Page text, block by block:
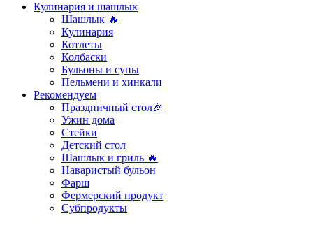
Кулинария и шашлык
Шашлык 🔥
Кулинария
Котлеты
Колбаски
Бульоны и супы
Пельмени и хинкали
Рекомендуем
Праздничный стол🎉
Ужин дома
Стейки
Детский стол
Шашлык и гриль 🔥
Наваристый бульон
Фарш
Фермерский продукт
Субпродукты